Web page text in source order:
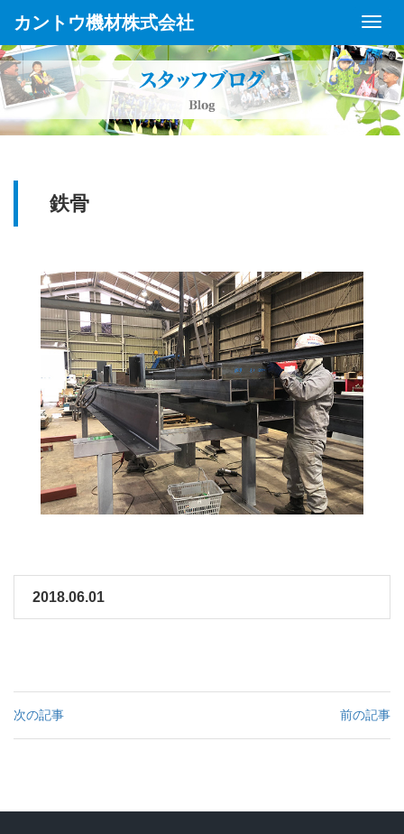
カントウ機材株式会社
鉄骨
2018.06.01
次の記事 前の記事